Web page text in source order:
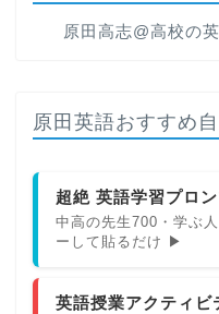
原田高志@高校の
原田英語おすすめ
超絶 英語学習プロ
中高の先生700・学ぶ
ーして貼るだけ ▶
英語授業アクティビ